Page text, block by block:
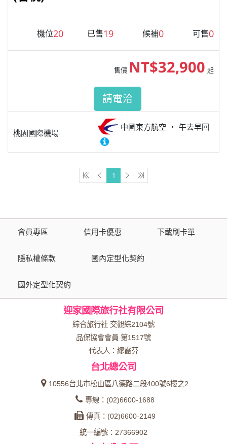
機位20 已售19 候補0 可售0
桃園國際機場
中國東方航空 午去早回
售價 NT$32,900 起
請電洽
1
會員專區 信用卡優惠 下載刷卡單
隱私權條款 國內定型化契約
國外定型化契約
迎家國際旅行社有限公司
綜合旅行社 交觀綜2104號
品保協會會員 第1517號
代表人：繆霞芬
台北總公司
10556台北市松山區八德路二段400號6樓之2
專線：(02)6600-1688
傳真：(02)6600-2149
統一編號：27366902